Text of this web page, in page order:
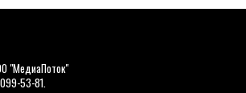
"МедиаПоток"
53-81.